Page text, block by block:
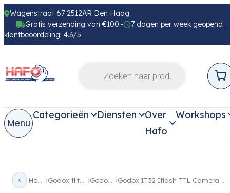
Wagenstraat 67 2512AR Den Haag
Gratis verzending van €100.-
7 dagen per week geopend
klantbeoordeling: 4.3/5
Menu
Categorieën Diensten
Over
Hafo
Workshops
Home Godox flitsers Godox iT Godox IT32 Iflash TTL Camera Flash